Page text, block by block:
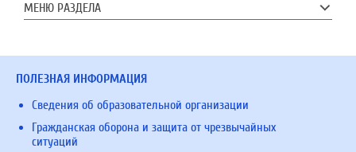
МЕНЮ РАЗДЕЛА
ПОЛЕЗНАЯ ИНФОРМАЦИЯ
Сведения об образовательной организации
Гражданская оборона и защита от чрезвычайных
ситуаций